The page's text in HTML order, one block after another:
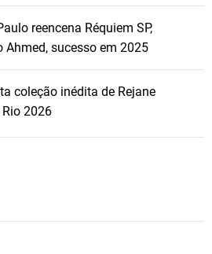
reencena Réquiem SP,
Ahmed, sucesso em 2025
coleção inédita de Rejane
2026